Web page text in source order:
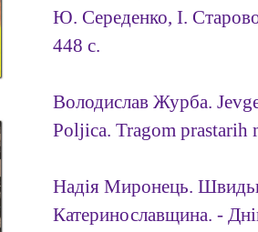
Ю. Середенко, І.
448 с.
Володислав Журба.
Poljica. Tragom prastarih
Надія Миронець.
Катеринославщина. -